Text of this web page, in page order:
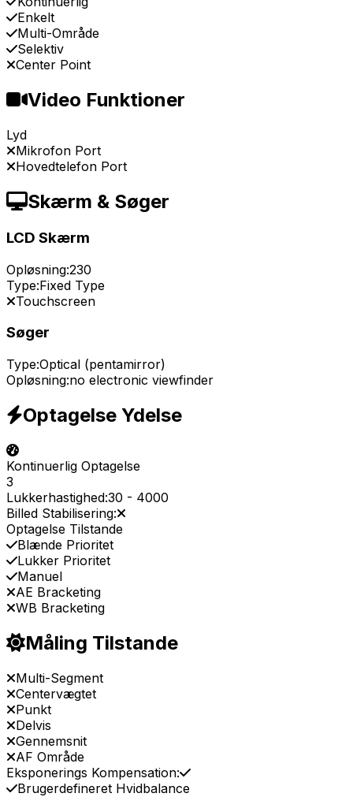
Enkelt
Multi-Område
Selektiv
Center Point
Video Funktioner
Lyd
Mikrofon Port
Hovedtelefon Port
Skærm & Søger
LCD Skærm
Opløsning:230
Type:Fixed Type
Touchscreen
Søger
Type:Optical (pentamirror)
Opløsning:no electronic viewfinder
Optagelse Ydelse
Kontinuerlig Optagelse
3
Lukkerhastighed:30 - 4000
Billed Stabilisering:
Optagelse Tilstande
Blænde Prioritet
Lukker Prioritet
Manuel
AE Bracketing
WB Bracketing
Måling Tilstande
Multi-Segment
Centervægtet
Punkt
Delvis
Gennemsnit
AF Område
Eksponerings Kompensation:
Brugerdefineret Hvidbalance